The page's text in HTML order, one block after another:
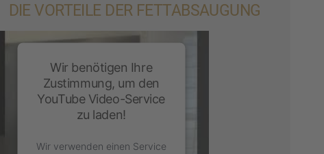
DIE VORTEILE DER FETTAB­SAU­GUNG
Wir benötigen Ihre
Zustimmung, um den
YouTube Video-Service
zu laden!
Wir verwenden einen Service